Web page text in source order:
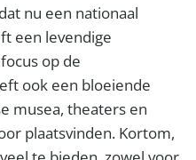
nu een nationaal
een levendige
op de
ook een bloeiende
musea, theaters en
plaatsvinden. Kortom,